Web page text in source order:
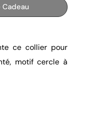
ce collier pour
motif cercle à